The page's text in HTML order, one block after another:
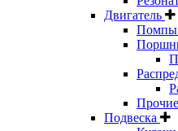
Двигатель
Помпы
Подвеска